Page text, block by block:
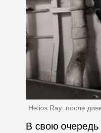
Helios Ray  после
В свою